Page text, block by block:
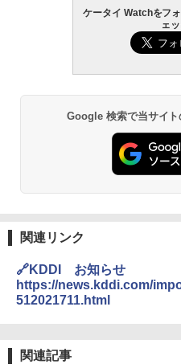
ケータイ Watchをフ
ェッ
Google 検索で当サイ
関連リンク
🔗KDDI お知らせ
https://news.kddi.com/
512021711.html
関連記事